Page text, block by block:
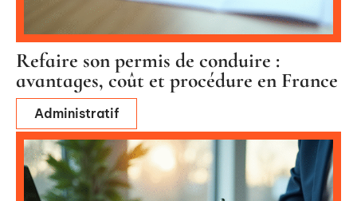
Refaire son permis de conduire :
avantages, coût et procédure en France
Administratif